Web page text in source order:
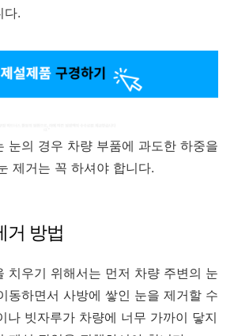
다.
눈의 경우 차량 부품에 과도한 하중을
제거는 꼭 하셔야 합니다.
거 방법
치우기 위해서는 먼저 차량 주변의 눈
동하면서 사방에 쌓인 눈을 제거할 수
나 빗자루가 차량에 너무 가까이 닿지